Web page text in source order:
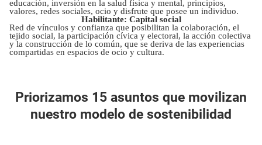
educación, inversión en la salud física y mental, principios,
valores, redes sociales, ocio y disfrute que posee un individuo.
Habilitante: Capital social
Red de vínculos y confianza que posibilitan la colaboración, el
tejido social, la participación cívica y electoral, la acción colectiva
y la construcción de lo común, que se deriva de las experiencias
compartidas en espacios de ocio y cultura.
Priorizamos 15 asuntos que movilizan
nuestro modelo de sostenibilidad